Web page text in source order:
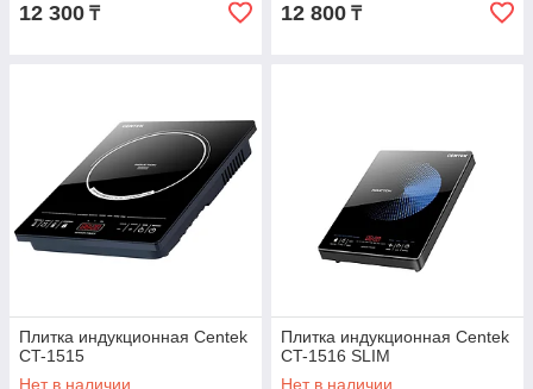
12 300 ₸ 12 800 ₸
Плитка индукционная Centek
CT-1515
Нет в наличии
Плитка индукционная Centek
CT-1516 SLIM
Нет в наличии